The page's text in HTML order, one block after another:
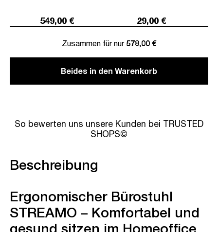
549,00 € 29,00 €
Zusammen für nur 578,00 €
Beides in den Warenkorb
So bewerten uns unsere Kunden bei TRUSTED
SHOPS©
Beschreibung
Ergonomischer Bürostuhl
STREAMO – Komfortabel und
gesund sitzen im Homeoffice